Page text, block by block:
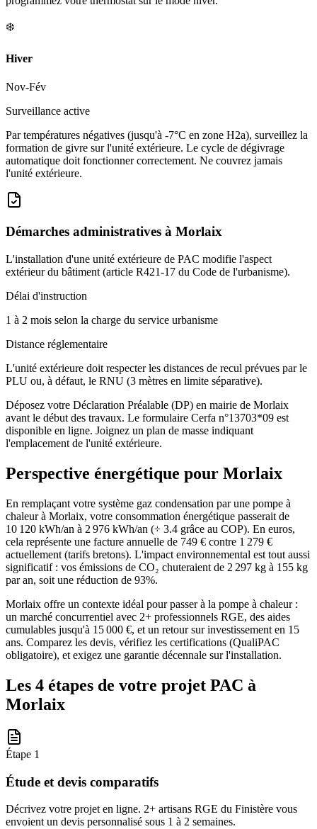
❄️
Hiver
Nov-Fév
Surveillance active
Par températures négatives (jusqu'à -7°C en zone H2a), surveillez la
formation de givre sur l'unité extérieure. Le cycle de dégivrage
automatique doit fonctionner correctement. Ne couvrez jamais
l'unité extérieure.
Démarches administratives à Morlaix
L'installation d'une unité extérieure de PAC modifie l'aspect
extérieur du bâtiment (article R421-17 du Code de l'urbanisme).
Délai d'instruction
1 à 2 mois selon la charge du service urbanisme
Distance réglementaire
L'unité extérieure doit respecter les distances de recul prévues par le
PLU ou, à défaut, le RNU (3 mètres en limite séparative).
Déposez votre Déclaration Préalable (DP) en mairie de Morlaix
avant le début des travaux. Le formulaire Cerfa n°13703*09 est
disponible en ligne. Joignez un plan de masse indiquant
l'emplacement de l'unité extérieure.
Perspective énergétique pour Morlaix
En remplaçant votre système gaz condensation par une pompe à
chaleur à Morlaix, votre consommation énergétique passerait de
10 120 kWh/an à 2 976 kWh/an (÷ 3.4 grâce au COP). En euros,
cela représente une facture annuelle de 749 € contre 1 279 €
actuellement (tarifs bretons). L'impact environnemental est tout aussi
significatif : vos émissions de CO₂ chuteraient de 2 297 kg à 155 kg
par an, soit une réduction de 93%.
Morlaix offre un contexte idéal pour passer à la pompe à chaleur :
un marché concurrentiel avec 2+ professionnels RGE, des aides
cumulables jusqu'à 15 000 €, et un retour sur investissement en 15
ans. Comparez les devis, vérifiez les certifications (QualiPAC
obligatoire), et exigez une garantie décennale sur l'installation.
Les 4 étapes de votre projet PAC à
Morlaix
Étape 1
Étude et devis comparatifs
Décrivez votre projet en ligne. 2+ artisans RGE du Finistère vous
envoient un devis personnalisé sous 1 à 2 semaines.